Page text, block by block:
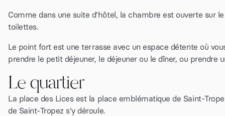
Comme dans une suite d'hôtel, la chambre est ouverte sur
toilettes.
Le point fort est une terrasse avec un espace détente où
prendre le petit déjeuner, le déjeuner ou le dîner, ou
Le quartier
La place des Lices est la place emblématique de Saint-
de Saint-Tropez s'y déroule.